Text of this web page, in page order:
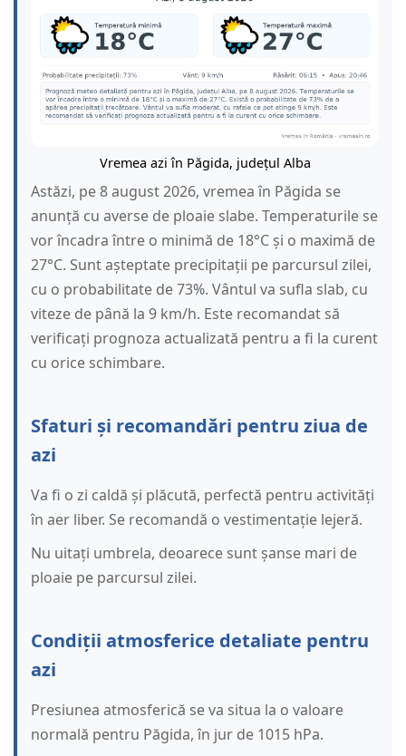
Vremea azi în Păgida, județul Alba
Astăzi, pe 8 august 2026, vremea în Păgida se
anunță cu averse de ploaie slabe. Temperaturile se
vor încadra între o minimă de 18°C și o maximă de
27°C. Sunt așteptate precipitații pe parcursul zilei,
cu o probabilitate de 73%. Vântul va sufla slab, cu
viteze de până la 9 km/h. Este recomandat să
verificați prognoza actualizată pentru a fi la curent
cu orice schimbare.
Sfaturi și recomandări pentru ziua de
azi
Va fi o zi caldă și plăcută, perfectă pentru activități
în aer liber. Se recomandă o vestimentație lejeră.
Nu uitați umbrela, deoarece sunt șanse mari de
ploaie pe parcursul zilei.
Condiții atmosferice detaliate pentru
azi
Presiunea atmosferică se va situa la o valoare
normală pentru Păgida, în jur de 1015 hPa.